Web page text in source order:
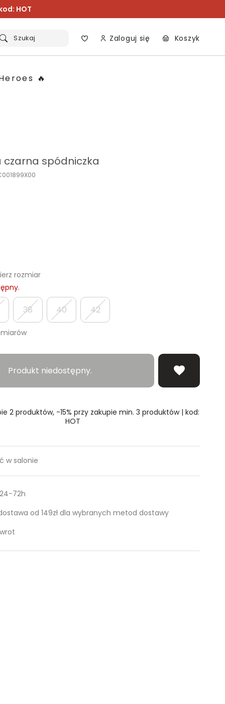
HOT
Szukaj Zaloguj się Koszyk
🔥
czarna spódniczka
rozmiar
38 40 42
Produkt niedostępny.
2 produktów, -15% przy zakupie min. 3 produktów | kod:
HOT
w salonie
72h
od 149zł dla wybranych metod dostawy